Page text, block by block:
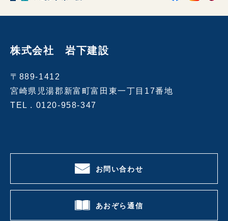
株式会社 岩下建設
〒889-1412
宮崎県児湯郡新富町富田東一丁目17番地
TEL . 0120-958-347
お問い合わせ
あおぞら通信